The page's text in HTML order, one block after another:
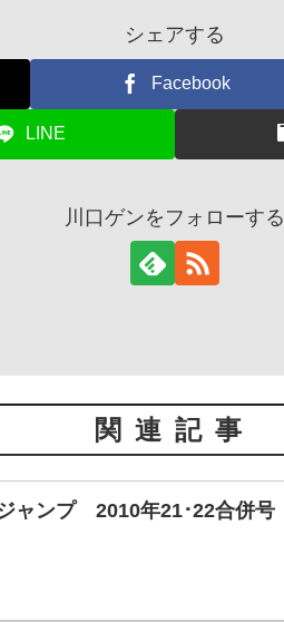
シェアする
Facebook
LINE
川口ゲンをフォローする
関連記事
ャンプ 2010年21･22合併号